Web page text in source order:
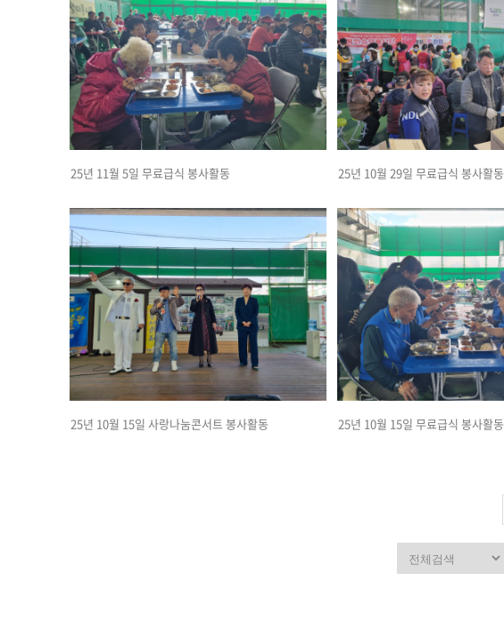
25년 11월 5일 무료급식 봉사활동 25년 10월 29일 무료급식 봉사활동
25년 10월 15일 사랑나눔콘서트 봉사활동 25년 10월 15일 무료급식 봉사활동